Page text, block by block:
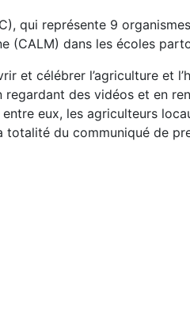
qui représente 9
(CALM) dans les écoles
et célébrer l’agriculture et
des vidéos et en
eux, les agriculteurs
du communiqué de